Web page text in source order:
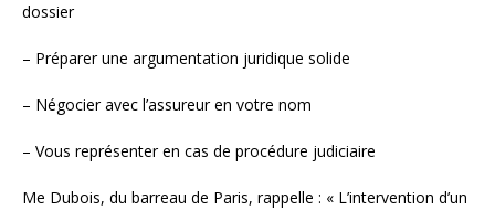
dossier
– Préparer une argumentation juridique solide
– Négocier avec l’assureur en votre nom
– Vous représenter en cas de procédure judiciaire
Me Dubois, du barreau de Paris, rappelle : « L’intervention d’un